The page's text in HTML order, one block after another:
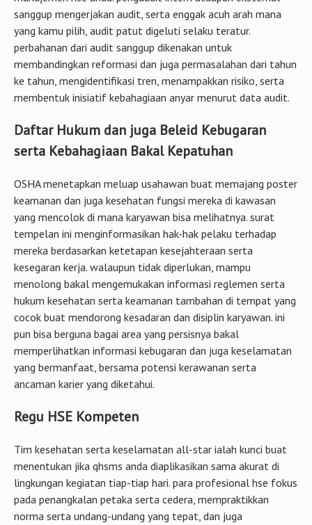
sanggup mengerjakan audit, serta enggak acuh arah mana
yang kamu pilih, audit patut digeluti selaku teratur.
perbahanan dari audit sanggup dikenakan untuk
membandingkan reformasi dan juga permasalahan dari tahun
ke tahun, mengidentifikasi tren, menampakkan risiko, serta
membentuk inisiatif kebahagiaan anyar menurut data audit.
Daftar Hukum dan juga Beleid Kebugaran
serta Kebahagiaan Bakal Kepatuhan
OSHA menetapkan meluap usahawan buat memajang poster
keamanan dan juga kesehatan fungsi mereka di kawasan
yang mencolok di mana karyawan bisa melihatnya. surat
tempelan ini menginformasikan hak-hak pelaku terhadap
mereka berdasarkan ketetapan kesejahteraan serta
kesegaran kerja. walaupun tidak diperlukan, mampu
menolong bakal mengemukakan informasi reglemen serta
hukum kesehatan serta keamanan tambahan di tempat yang
cocok buat mendorong kesadaran dan disiplin karyawan. ini
pun bisa berguna bagai area yang persisnya bakal
memperlihatkan informasi kebugaran dan juga keselamatan
yang bermanfaat, bersama potensi kerawanan serta
ancaman karier yang diketahui.
Regu HSE Kompeten
Tim kesehatan serta keselamatan all-star ialah kunci buat
menentukan jika qhsms anda diaplikasikan sama akurat di
lingkungan kegiatan tiap-tiap hari. para profesional hse fokus
pada penangkalan petaka serta cedera, mempraktikkan
norma serta undang-undang yang tepat, dan juga